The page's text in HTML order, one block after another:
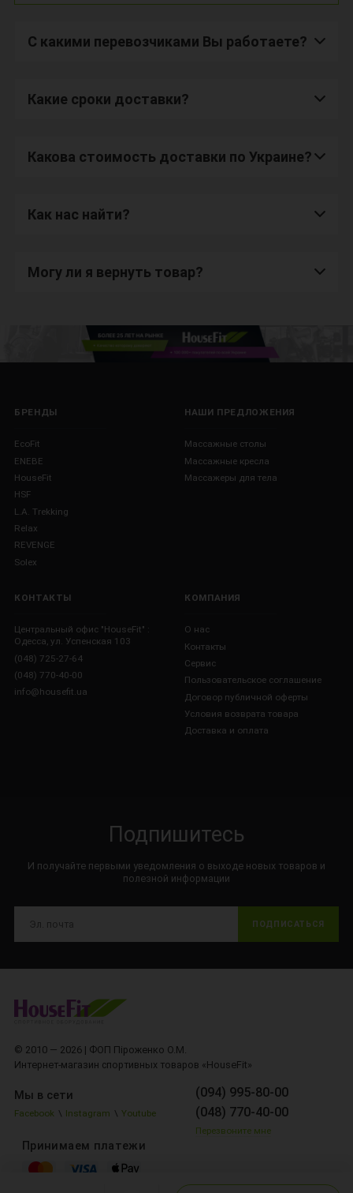
С какими перевозчиками Вы работаете?
Какие сроки доставки?
Какова стоимость доставки по Украине?
Как нас найти?
Могу ли я вернуть товар?
БРЕНДЫ
EcoFit
ENEBE
HouseFit
HSF
L.A. Trekking
Relax
REVENGE
Solex
НАШИ ПРЕДЛОЖЕНИЯ
Массажные столы
Массажные кресла
Массажеры для тела
КОНТАКТЫ
Центральный офис "HouseFit" :
Одесса, ул. Успенская 103
(048) 725-27-64
(048) 770-40-00
info@housefit.ua
КОМПАНИЯ
О нас
Контакты
Сервис
Пользовательское соглашение
Договор публичной оферты
Условия возврата товара
Доставка и оплата
Подпишитесь
И получайте первыми уведомления о выходе новых товаров и
полезной информации
ПОДПИСАТЬСЯ
© 2010 — 2026 | ФОП Піроженко О.М.
Интернет-магазин спортивных товаров «HouseFit»
(094) 995-80-00
(048) 770-40-00
Перезвоните мне
Мы в сети
Facebook \ Instagram \ Youtube
Принимаем платежи